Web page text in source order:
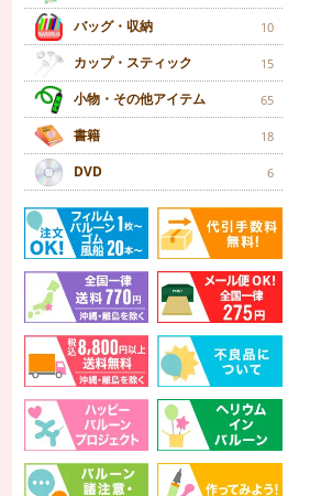
バッグ・収納 10
カップ・スティック 15
小物・その他アイテム 65
書籍 18
DVD 6